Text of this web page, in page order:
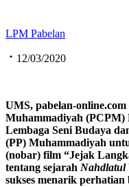
LPM Pabelan
12/03/2020
UMS, pabelan-online.com
Muhammadiyah (PCPM)
Lembaga Seni Budaya
(PP) Muhammadiyah
(nobar) film “Jejak
tentang sejarah Nahdlatul
sukses menarik